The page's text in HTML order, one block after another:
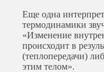
Еще одна
термодинамики
«Изменение
происходит в
(теплопередачи)
этим телом».